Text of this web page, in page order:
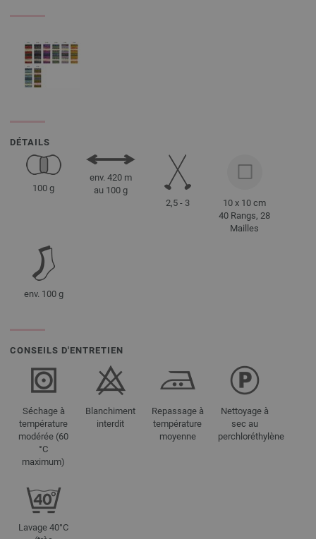
DÉTAILS
100 g
env. 420 m
au 100 g
2,5 - 3
10 x 10 cm
40 Rangs, 28
Mailles
env. 100 g
CONSEILS D'ENTRETIEN
Séchage à
température
modérée (60
°C
maximum)
Blanchiment
interdit
Repassage à
température
moyenne
Nettoyage à
sec au
perchloréthylène
Lavage 40°C